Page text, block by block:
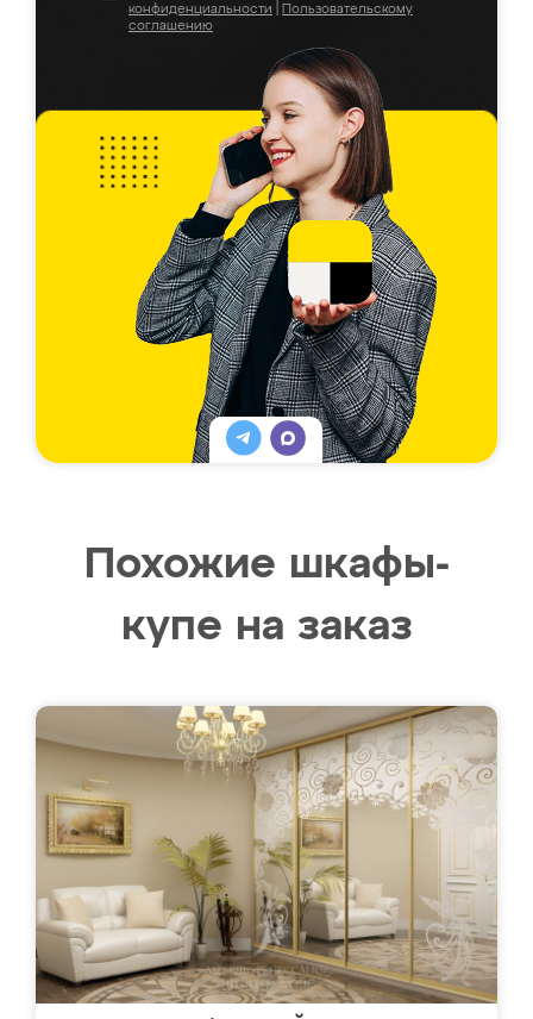
конфиденциальности
Пользовательскому
соглашению
Похожие шкафы-
купе на заказ